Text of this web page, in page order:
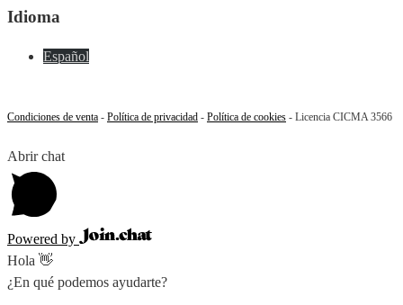
Idioma
Español
Condiciones de venta - Política de privacidad - Política de cookies - Licencia CICMA 3566
Abrir chat
Powered by
Hola 👋
¿En qué podemos ayudarte?